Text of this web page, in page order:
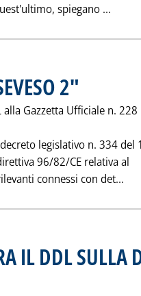
spiegano ...
2"
Gazzetta Ufficiale n. 228
legislativo n. 334 del
96/82/CE relativa al
connessi con det...
IL DDL SULLA